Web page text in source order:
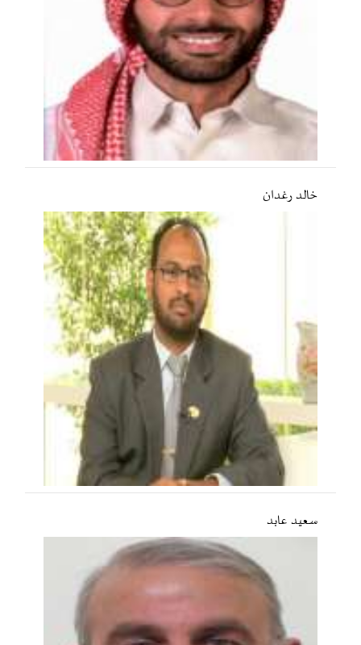
خالد رغدان
سعید عابد